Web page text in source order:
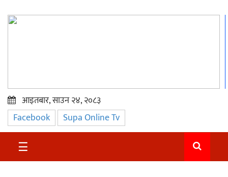
प्रमुख
समाचार
सुदुर
आइतबार, साउन २४, २०८३
Facebook Supa Online Tv
☰